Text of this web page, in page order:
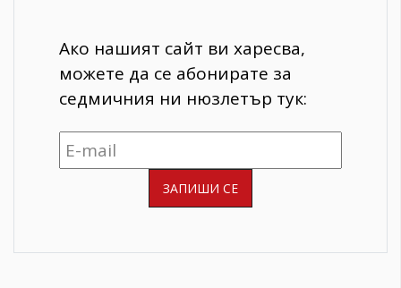
Ако нашият сайт ви харесва,
можете да се абонирате за
седмичния ни нюзлетър тук: